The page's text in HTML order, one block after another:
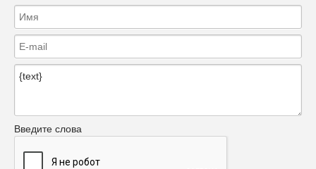
Введите слова